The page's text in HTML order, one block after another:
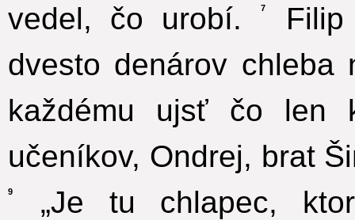
vedel, čo urobí.
7
Filip
dvesto denárov
každému ujsť čo len
učeníkov, Ondrej, brat
9
„Je tu chlapec,